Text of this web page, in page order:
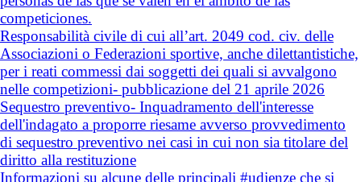
competiciones.
Responsabilità civile di cui all’art. 2049 cod. civ. delle
Associazioni o Federazioni sportive, anche dilettantistiche,
per i reati commessi dai soggetti dei quali si avvalgono
nelle competizioni- pubblicazione del 21 aprile 2026
Sequestro preventivo- Inquadramento dell'interesse
dell'indagato a proporre riesame avverso provvedimento
di sequestro preventivo nei casi in cui non sia titolare del
diritto alla restituzione
Informazioni su alcune delle principali #udienze che si